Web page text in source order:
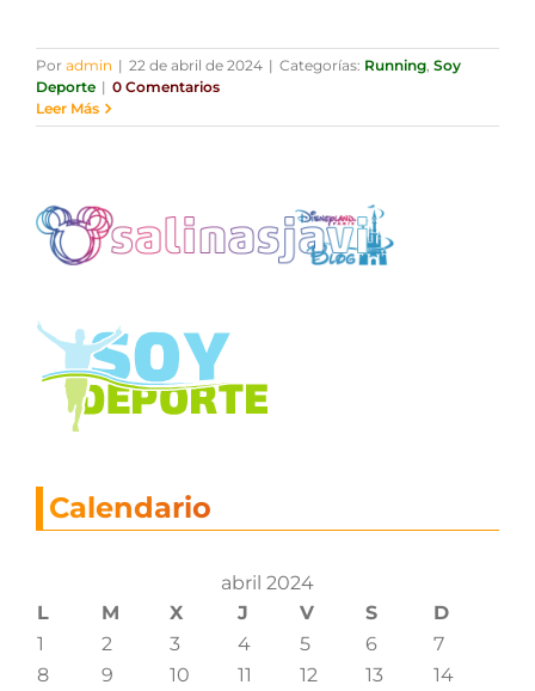
Por admin | 22 de abril de 2024 | Categorías: Running, Soy
Deporte | 0 Comentarios
Leer Más
Calendario
abril 2024
L
M X J V S
D
1
2 3 4 5 6
7
8
9 10 11 12 13
14